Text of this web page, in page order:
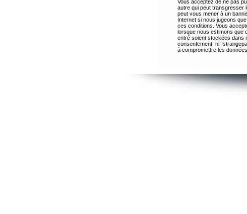
Vous acceptez de ne pas
autre qui peut transgresser
peut vous mener à un
Internet si nous jugeons
ces conditions. Vous
lorsque nous estimons que
entré soient stockées dans
consentement, ni
à compromettre les données.